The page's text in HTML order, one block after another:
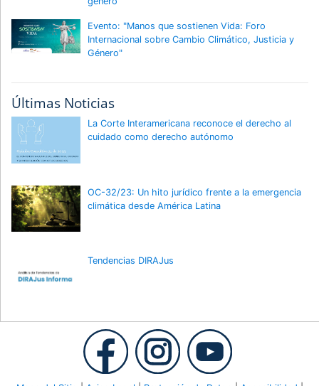
Evento: "Manos que sostienen Vida: Foro
Internacional sobre Cambio Climático, Justicia y
Género"
Últimas Noticias
La Corte Interamericana reconoce el derecho al
cuidado como derecho autónomo
OC-32/23: Un hito jurídico frente a la emergencia
climática desde América Latina
Tendencias DIRAJus